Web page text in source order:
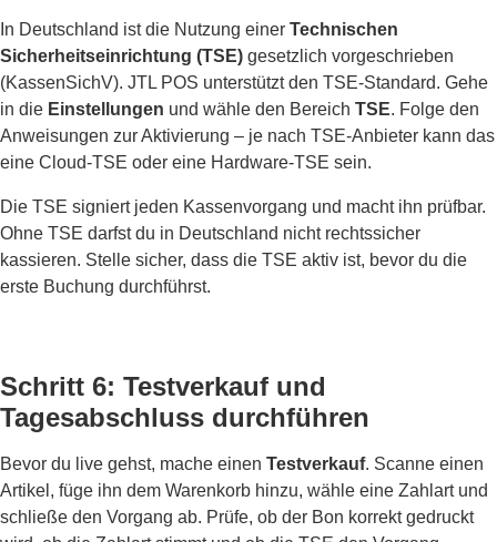
In Deutschland ist die Nutzung einer Technischen
Sicherheitseinrichtung (TSE) gesetzlich vorgeschrieben
(KassenSichV). JTL POS unterstützt den TSE-Standard. Gehe
in die Einstellungen und wähle den Bereich TSE. Folge den
Anweisungen zur Aktivierung – je nach TSE-Anbieter kann das
eine Cloud-TSE oder eine Hardware-TSE sein.
Die TSE signiert jeden Kassenvorgang und macht ihn prüfbar.
Ohne TSE darfst du in Deutschland nicht rechtssicher
kassieren. Stelle sicher, dass die TSE aktiv ist, bevor du die
erste Buchung durchführst.
Schritt 6: Testverkauf und
Tagesabschluss durchführen
Bevor du live gehst, mache einen Testverkauf. Scanne einen
Artikel, füge ihn dem Warenkorb hinzu, wähle eine Zahlart und
schließe den Vorgang ab. Prüfe, ob der Bon korrekt gedruckt